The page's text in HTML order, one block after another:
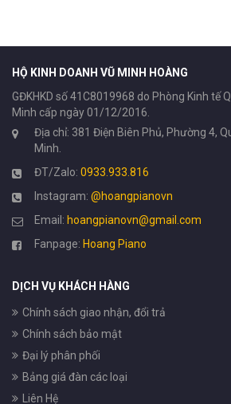
HỘ KINH DOANH VŨ MINH HOÀNG
GĐKHKD số 41C8019968 do Phòng Kinh tế
Minh cấp ngày 01/12/2016.
Địa chỉ: 381 Điện Biên Phủ, Phường 4,
Minh.
ĐT/Zalo: 0933.933.816
Instagram: @hoangpianovn
Email: hoangpianovn@gmail.com
Fanpage: Hoang Piano
DỊCH VỤ KHÁCH HÀNG
Chính sách giao nhận, đổi trả
Chính sách bảo mật
Đại lý phân phối
Bảng giá đàn các loại
Liên Hệ